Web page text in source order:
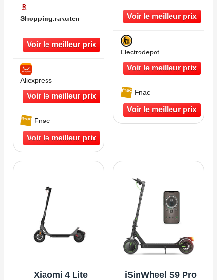
Shopping.rakuten
Aliexpress
Fnac
Electrodepot
Fnac
Xiaomi 4 Lite iSinWheel S9 Pro